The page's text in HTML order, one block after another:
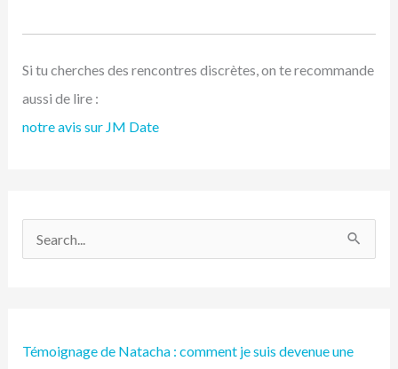
Si tu cherches des rencontres discrètes, on te recommande
aussi de lire :
notre avis sur JM Date
e
Témoignage de Natacha : comment je suis devenue une